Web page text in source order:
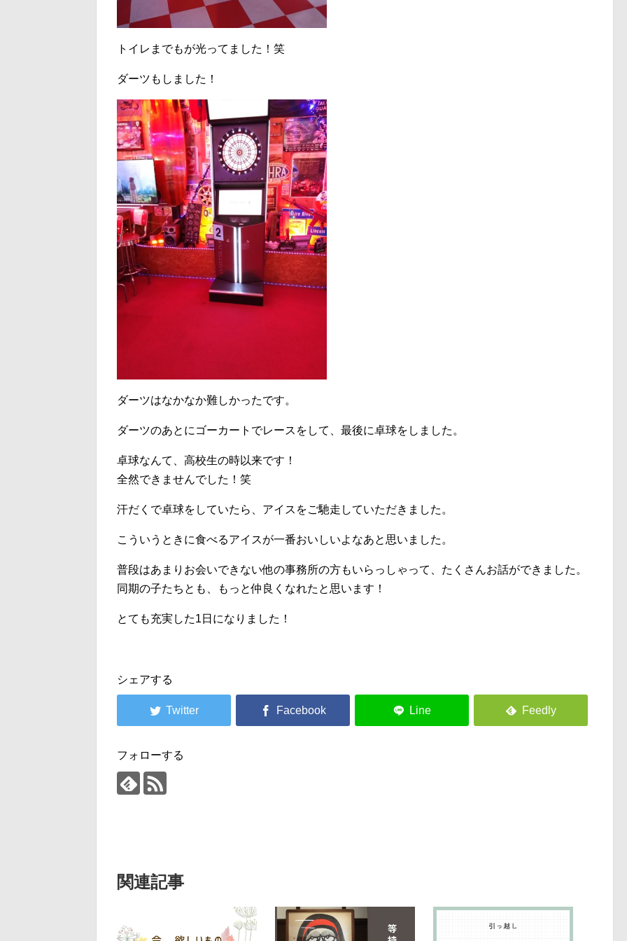
トイレまでもが光ってました！笑
ダーツもしました！
ダーツはなかなか難しかったです。
ダーツのあとにゴーカートでレースをして、最後に卓球をしました。
卓球なんて、高校生の時以来です！
全然できませんでした！笑
汗だくで卓球をしていたら、アイスをご馳走していただきました。
こういうときに食べるアイスが一番おいしいよなあと思いました。
普段はあまりお会いできない他の事務所の方もいらっしゃって、たくさんお話ができました。
同期の子たちとも、もっと仲良くなれたと思います！
とても充実した1日になりました！
シェアする
フォローする
関連記事